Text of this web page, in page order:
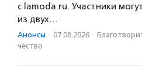
с lamoda.ru. Участники
из двух…
Анонсы · 07.08.2026 ·
чест­во